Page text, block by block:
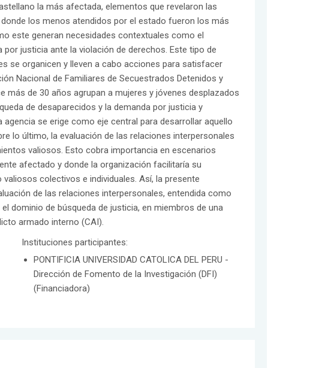
la más afectada, elementos que revelaron las
los menos atendidos por el estado fueron los más
este generan necesidades contextuales como el
justicia ante la violación de derechos. Este tipo de
se organicen y lleven a cabo acciones para satisfacer
Nacional de Familiares de Secuestrados Detenidos y
más de 30 años agrupan a mujeres y jóvenes desplazados
de desaparecidos y la demanda por justicia y
se erige como eje central para desarrollar aquello
lo último, la evaluación de las relaciones interpersonales
valiosos. Esto cobra importancia en escenarios
afectado y donde la organización facilitaría su
colectivos e individuales. Así, la presente
de las relaciones interpersonales, entendida como
dominio de búsqueda de justicia, en miembros de una
armado interno (CAI).
Instituciones participantes:
PONTIFICIA UNIVERSIDAD CATOLICA DEL PERU -
Dirección de Fomento de la Investigación (DFI)
(Financiadora)